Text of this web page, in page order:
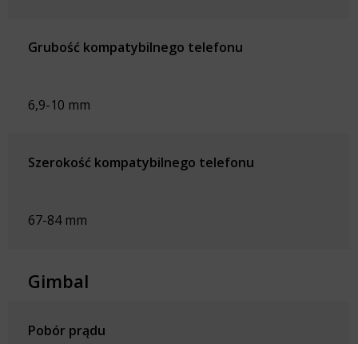
Grubość kompatybilnego telefonu
6,9-10 mm
Szerokość kompatybilnego telefonu
67-84 mm
Gimbal
Pobór prądu